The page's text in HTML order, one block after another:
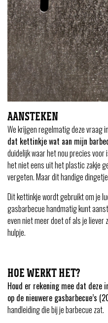
AANSTEKEN
We krijgen regelmatig deze vraag
dat kettinkje wat aan mijn
duidelijk waar het nou precies
het niet eens uit het plastic zakje
vergeten. Maar dit handige
Dit kettinkje wordt gebruikt om je
gasbarbecue handmatig kunt
even niet meer doet of als je
hulpje.
HOE WERKT HET?
Houd er rekening mee dat deze
op de nieuwere gasbarbecue’s
handleiding die bij je barbecue zat.